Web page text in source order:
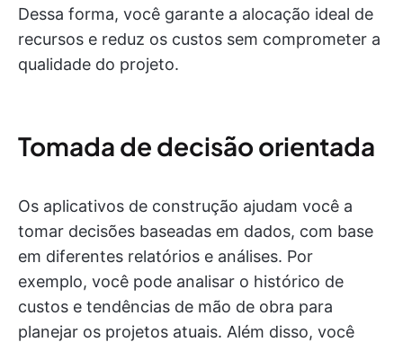
Dessa forma, você garante a alocação ideal de
recursos e reduz os custos sem comprometer a
qualidade do projeto.
Tomada de decisão orientada
Os aplicativos de construção ajudam você a
tomar decisões baseadas em dados, com base
em diferentes relatórios e análises. Por
exemplo, você pode analisar o histórico de
custos e tendências de mão de obra para
planejar os projetos atuais. Além disso, você